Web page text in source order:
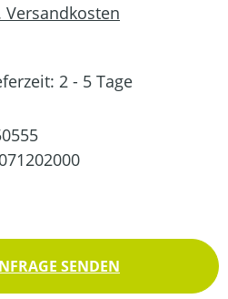
Versandkosten
2 - 5 Tage
SENDEN